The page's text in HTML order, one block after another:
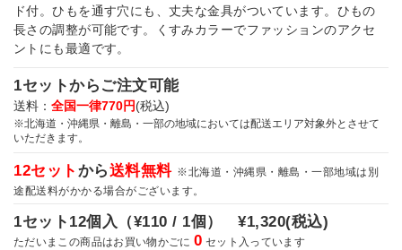
ド付。ひもを通す穴にも、丈夫な金具がついています。ひもの
長さの調整が可能です。くすみカラーでファッションのアクセ
ントにも最適です。
1セットからご注文可能
送料： 全国一律770円(税込)
※北海道・沖縄県・離島・一部の地域においては配送エリア対象外とさせて
いただきます。
12セット から送料無料 ※北海道・沖縄県・離島・一部地域は別
途配送料がかかる場合がございます。
1セット12個入（¥110 / 1個）¥1,320(税込)
ただいまこの商品はお買い物かごに0 セット入っています